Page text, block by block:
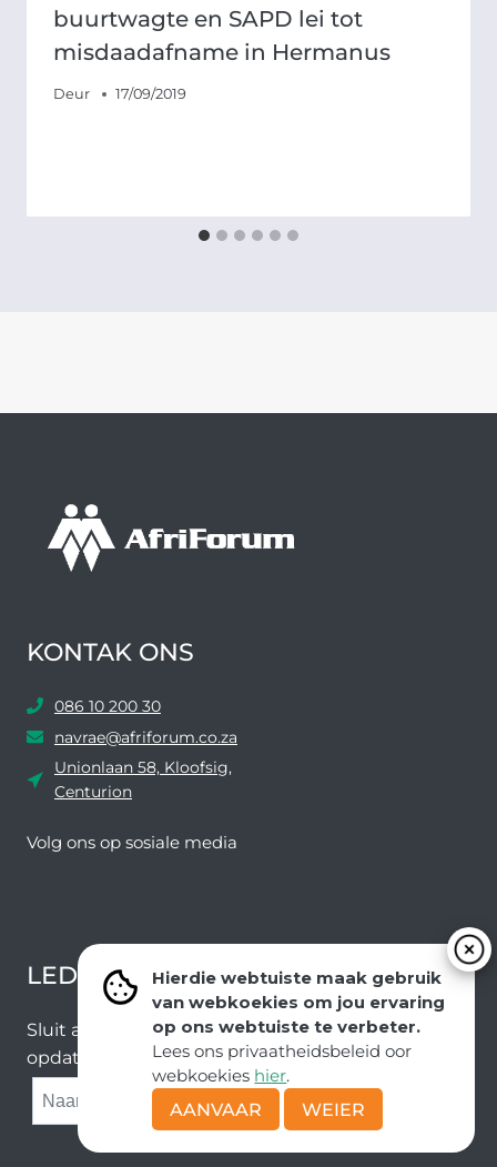
Hierdie webtuiste maak gebruik
van webkoekies om jou ervaring
op ons webtuiste te verbeter.
Lees ons privaatheidsbeleid oor
webkoekies hier.
AANVAAR
WEIER
buurtwagte en SAPD lei tot
misdaadafname in Hermanus
Deur 17/09/2019
KONTAK ONS
086 10 200 30
navrae@afriforum.co.za
Unionlaan 58, Kloofsig,
Centurion
Volg ons ​​op sosiale media
LEDEVOORDELE NUUSBRIEF
Sluit aan by ons e-poslys om die nuutste nuus en
opdaterings van ons span te ontvang.